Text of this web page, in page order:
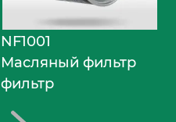
NF1001
Масляный фильтр
фильтр